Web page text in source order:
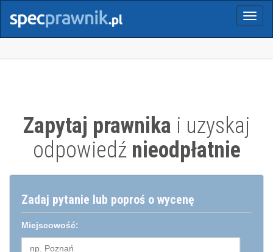
Menu
Zapytaj prawnika i uzyskaj
odpowiedźnieodpłatnie
Zadaj pytanie lub poproś o wycenę
Miejscowość: